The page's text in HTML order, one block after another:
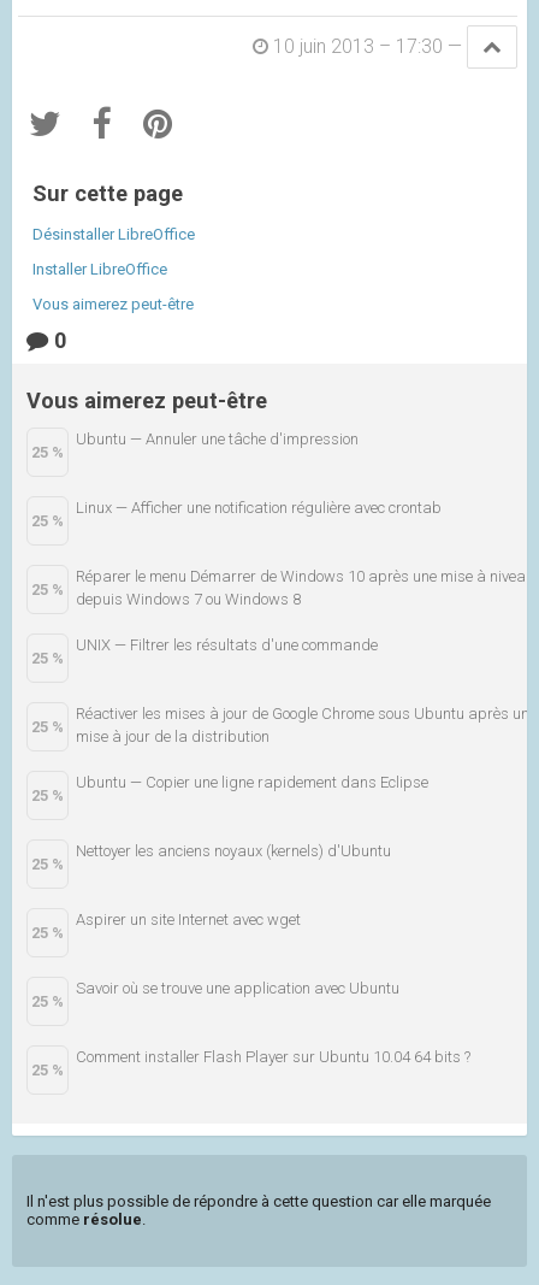
10 juin 2013 – 17:30 —
Sur cette page
Désinstaller LibreOffice
Installer LibreOffice
Vous aimerez peut-être
0
Vous aimerez peut-être
25 %
Ubuntu — Annuler une tâche d'impression
25 %
Linux — Afficher une notification régulière avec crontab
25 %
Réparer le menu Démarrer de Windows 10 après une mise à niveau
depuis Windows 7 ou Windows 8
25 %
UNIX — Filtrer les résultats d'une commande
25 %
Réactiver les mises à jour de Google Chrome sous Ubuntu après une
mise à jour de la distribution
25 %
Ubuntu — Copier une ligne rapidement dans Eclipse
25 %
Nettoyer les anciens noyaux (kernels) d'Ubuntu
25 %
Aspirer un site Internet avec wget
25 %
Savoir où se trouve une application avec Ubuntu
25 %
Comment installer Flash Player sur Ubuntu 10.04 64 bits ?
Il n'est plus possible de répondre à cette question car elle marquée
comme résolue.